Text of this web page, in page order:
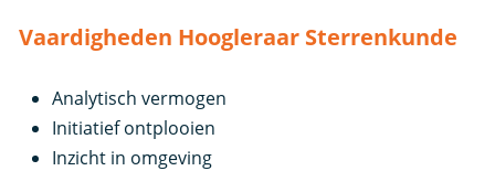
Vaardigheden Hoogleraar Sterrenkunde
Analytisch vermogen
Initiatief ontplooien
Inzicht in omgeving